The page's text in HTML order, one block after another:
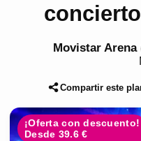
Movistar
Compartir este
¡Oferta con descuento!
Desde 39.6 €